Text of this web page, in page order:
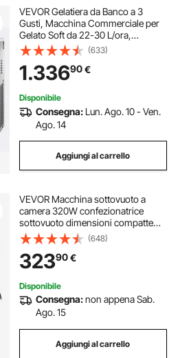
VEVOR Gelatiera da Banco a 3
Gusti, Macchina Commerciale per
Gelato Soft da 22-30 L/ora,
Gelatiera con Accessori Completi,
Utilizzo per Gelato Soft
(633)
1.33690€
Disponibile
Consegna: Lun. Ago. 10 - Ven.
Ago. 14
Aggiungi al carrello
VEVOR Macchina sottovuoto a
camera 320W confezionatrice
sottovuoto dimensioni compatte
320mm in cucina domestica e per
uso commerciale per alimenti
umidi, carni, marinate
(648)
32390€
Disponibile
Consegna:non appena Sab.
Ago. 15
Aggiungi al carrello